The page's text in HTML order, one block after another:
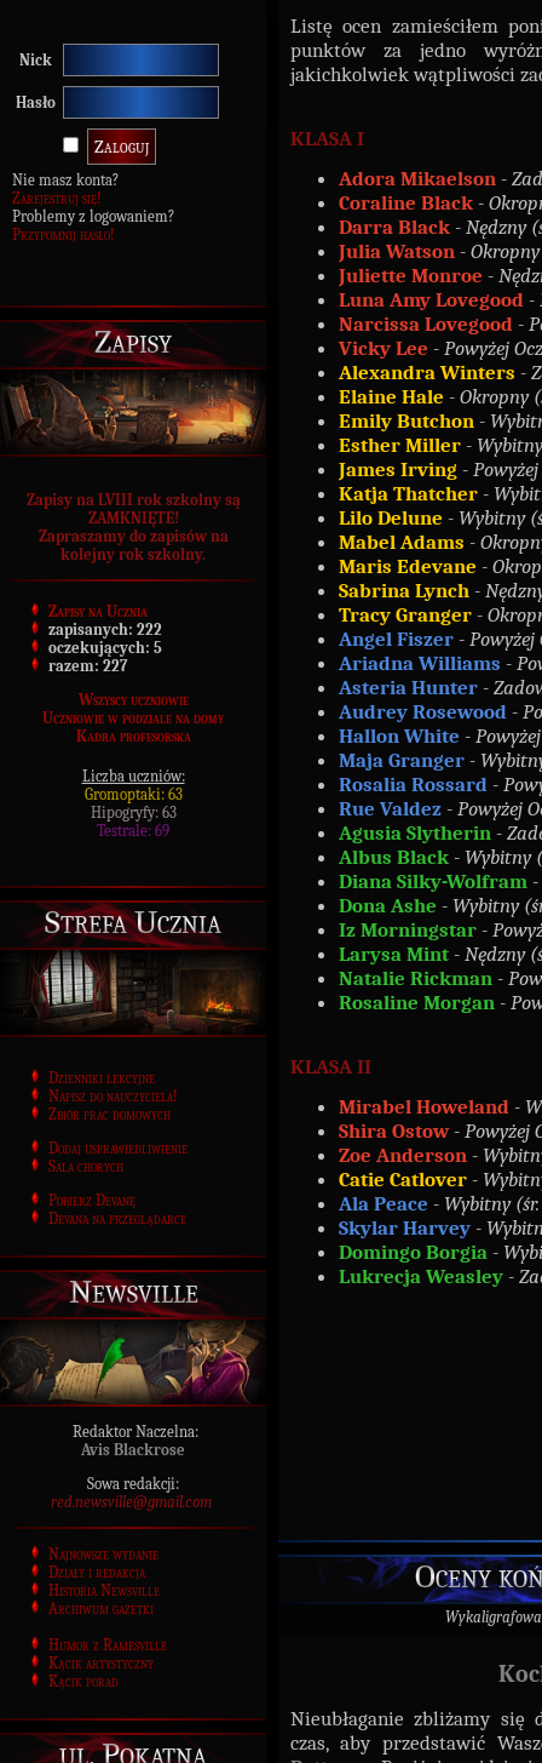
Nick
Hasło
Nie masz konta?
Zarejestruj się!
Problemy z logowaniem?
Przypomnij hasło!
Zapisy
Zapisy na LVIII rok szkolny są
ZAMKNIĘTE!
Zapraszamy do zapisów na
kolejny rok szkolny.
Zapisy na Ucznia
zapisanych: 222
oczekujących: 5
razem: 227
Wszyscy uczniowie
Uczniowie w podziale na domy
Kadra profesorska
Liczba uczniów:
Gromoptaki: 63
Hipogryfy: 63
Testrale: 69
Strefa Ucznia
Dzienniki lekcyjne
Napisz do nauczyciela!
Zbiór prac domowych
Dodaj usprawiedliwienie
Sala chorych
Pobierz Devanę
Devana na przeglądarce
Newsville
Redaktor Naczelna:
Avis Blackrose
Sowa redakcji:
red.newsville@gmail.com
Najnowsze wydanie
Działy i redakcja
Historia Newsville
Archiwum gazetki
Humor z Ramesville
Kącik artystyczny
Kącik porad
ul. Pokątna
Listę ocen zamieściłem
punktów za jedno
jakichkolwiek wątpliwości
KLASA I
Adora Mikaelson -
Coraline Black -
Darra Black - Nędzny
Julia Watson -
Juliette Monroe -
Luna Amy Lovegood -
Narcissa Lovegood -
Vicky Lee - Powyżej
Alexandra Winters -
Elaine Hale - Okropny
Emily Butchon -
Esther Miller -
James Irving -
Katja Thatcher -
Lilo Delune - Wybitny
Mabel Adams -
Maris Edevane -
Sabrina Lynch -
Tracy Granger -
Angel Fiszer - Powyżej
Ariadna Williams -
Asteria Hunter -
Audrey Rosewood -
Hallon White -
Maja Granger -
Rosalia Rossard -
Rue Valdez - Powyżej
Agusia Slytherin -
Albus Black - Wybitny
Diana Silky-Wolfram
Dona Ashe - Wybitny
Iz Morningstar -
Larysa Mint - Nędzny
Natalie Rickman -
Rosaline Morgan -
KLASA II
Mirabel Howeland -
Shira Ostow- Powyżej
Zoe Anderson -
Catie Catlover -
Ala Peace - Wybitny
Skylar Harvey -
Domingo Borgia -
Lukrecja Weasley -
Oceny
Nieubłaganie zbliżamy się
czas, aby przedstawić